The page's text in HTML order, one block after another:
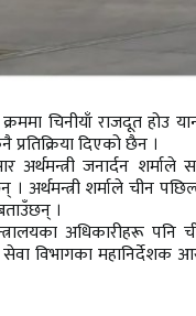
क्रममा चिनीयाँ राजदूत
दिएको छैन ।
अर्थमन्त्री जनार्दन
। अर्थमन्त्री शर्माले चीन
।
अधिकारीहरू
विभागका महानिर्देशक